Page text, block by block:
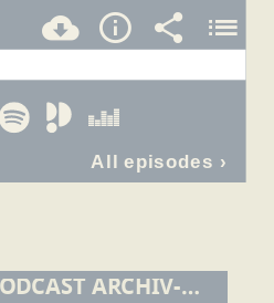
ZURÜCK ZUR PODCAST ARCHIV-ÜBERSICHT